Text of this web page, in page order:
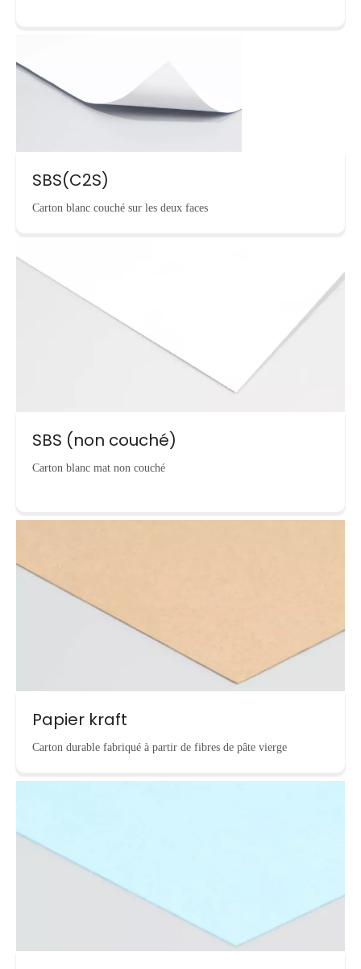
SBS(C2S)
Carton blanc couché sur les deux faces
SBS (non couché)
Carton blanc mat non couché
Papier kraft
Carton durable fabriqué à partir de fibres de pâte vierge